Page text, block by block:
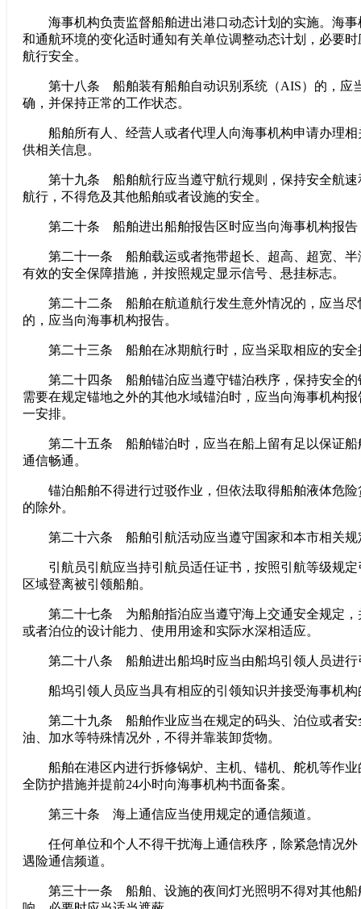
海事机构负责监督船舶进出港口动态计划的实施。海事
和通航环境的变化适时通知有关单位调整动态计划，必要
航行安全。
第十八条 船舶装有船舶自动识别系统（AIS）的，应
确，并保持正常的工作状态。
船舶所有人、经营人或者代理人向海事机构申请办理相
供相关信息。
第十九条 船舶航行应当遵守航行规则，保持安全航速
航行，不得危及其他船舶或者设施的安全。
第二十条 船舶进出船舶报告区时应当向海事机构报告
第二十一条 船舶载运或者拖带超长、超高、超宽、半
有效的安全保障措施，并按照规定显示信号、悬挂标志。
第二十二条 船舶在航道航行发生意外情况的，应当尽
的，应当向海事机构报告。
第二十三条 船舶在冰期航行时，应当采取相应的安全
第二十四条 船舶锚泊应当遵守锚泊秩序，保持安全的
需要在规定锚地之外的其他水域锚泊时，应当向海事机构
一安排。
第二十五条 船舶锚泊时，应当在船上留有足以保证船
通信畅通。
锚泊船舶不得进行过驳作业，但依法取得船舶液体危险
的除外。
第二十六条 船舶引航活动应当遵守国家和本市相关规
引航员引航应当持引航员适任证书，按照引航等级规定
区域登离被引领船舶。
第二十七条 为船舶指泊应当遵守海上交通安全规定，
或者泊位的设计能力、使用用途和实际水深相适应。
第二十八条 船舶进出船坞时应当由船坞引领人员进行
船坞引领人员应当具有相应的引领知识并接受海事机构
第二十九条 船舶作业应当在规定的码头、泊位或者安
油、加水等特殊情况外，不得并靠装卸货物。
船舶在港区内进行拆修锅炉、主机、锚机、舵机等作业
全防护措施并提前24小时向海事机构书面备案。
第三十条 海上通信应当使用规定的通信频道。
任何单位和个人不得干扰海上通信秩序，除紧急情况外
遇险通信频道。
第三十一条 船舶、设施的夜间灯光照明不得对其他船